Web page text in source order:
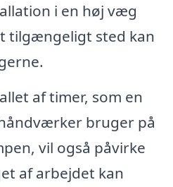
i en høj væg
tilgængeligt sted kan
af timer, som en
bruger på
vil også påvirke
af arbejdet kan